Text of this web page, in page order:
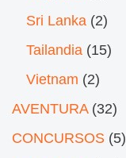
Sri Lanka (2)
Tailandia (15)
Vietnam (2)
AVENTURA(32)
CONCURSOS (5)